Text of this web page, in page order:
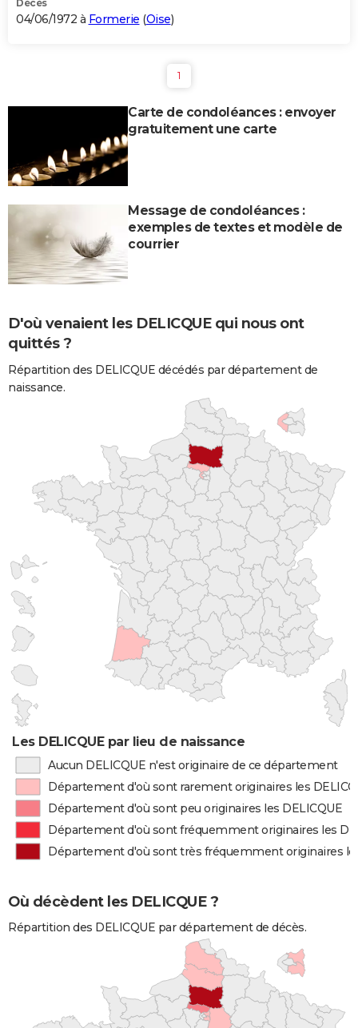
Décès
04/06/1972 à Formerie (Oise)
1
Carte de condoléances : envoyer
gratuitement une carte
Message de condoléances :
exemples de textes et modèle de
courrier
D'où venaient les DELICQUE qui nous ont
quittés ?
Répartition des DELICQUE décédés par département de
naissance.
Les DELICQUE par lieu de naissance
Aucun DELICQUE n'est originaire de ce département
Département d'où sont rarement originaires les
Département d'où sont peu originaires les DELICQUE
Département d'où sont fréquemment originaires les
Département d'où sont très fréquemment originaires
Où décèdent les DELICQUE ?
Répartition des DELICQUE par département de décès.